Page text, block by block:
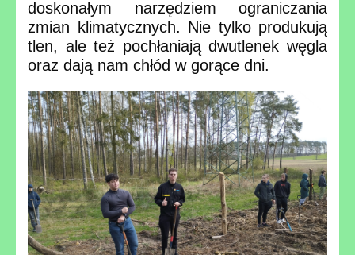
doskonałym narzędziem ograniczania
zmian klimatycznych. Nie tylko produkują
tlen, ale też pochłaniają dwutlenek węgla
oraz dają nam chłód w gorące dni.